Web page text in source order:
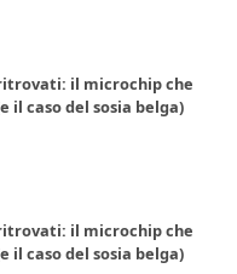
il microchip che
il caso del sosia belga)
il microchip che
il caso del sosia belga)